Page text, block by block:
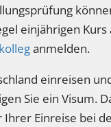
einjährigen Kurs
anmelden.
einreisen
Sie ein Visum.
Ihrer Einreise bei